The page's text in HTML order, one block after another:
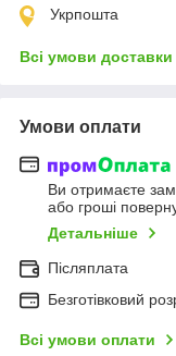
Укрпошта
Всі умови доставки
Умови оплати
Ви отримаєте
або гроші
Детальніше
Післяплата
Безготівковий
Всі умови оплати